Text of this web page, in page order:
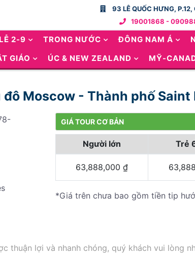
93 LÊ QUỐC HƯNG,
19001868 -
2-9 TRONG NƯỚC ĐÔNG NAM Á
GIÁO ÚC & NEW ZEALAND MỸ-
Moscow - Thành phố
GIÁ TOUR CƠ BẢN
Người lớn Trẻ
63,888,000 ₫
*Giá trên chưa bao gồm tiền tip
thuận lợi và nhanh chóng, quý khách vui lòng